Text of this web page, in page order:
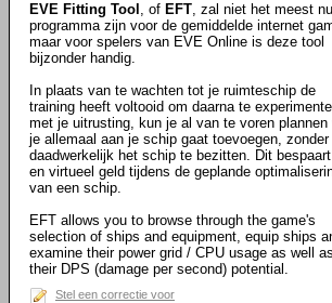
EVE Fitting Tool , of EFT, zal niet het meest
programma zijn voor de gemiddelde internet
maar voor spelers van EVE Online is deze tool
bijzonder handig.
In plaats van te wachten tot je ruimteschip de
training heeft voltooid om daarna te
met je uitrusting, kun je al van te voren plannen
je allemaal aan je schip gaat toevoegen, zonder
daadwerkelijk het schip te bezitten. Dit
en virtueel geld tijdens de geplande
van een schip.
EFT allows you to browse through the game's
selection of ships and equipment, equip ships
examine their power grid / CPU usage as well as
their DPS (damage per second) potential.
Stel een correctie voor